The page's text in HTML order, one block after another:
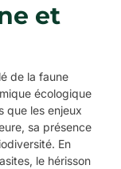
et
de la faune
écologique
que les enjeux
sa présence
En
le hérisson